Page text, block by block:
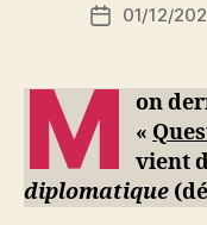
Date01/12/
M on
«
vient
diplomatique